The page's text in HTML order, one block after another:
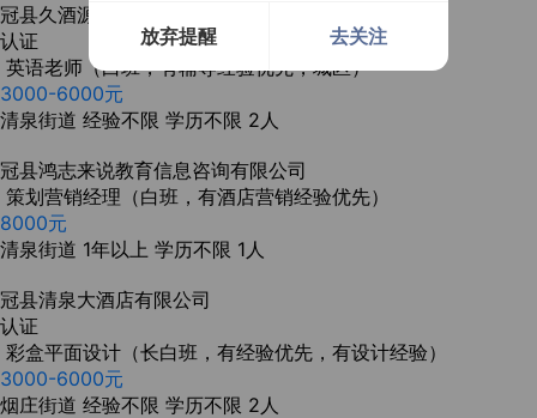
冠县久酒源商行
认证
英语老师（白班，有辅导经验优先，城区）
3000-6000元
清泉街道 经验不限 学历不限 2人
冠县鸿志来说教育信息咨询有限公司
策划营销经理（白班，有酒店营销经验优先）
8000元
清泉街道 1年以上 学历不限 1人
冠县清泉大酒店有限公司
认证
彩盒平面设计（长白班，有经验优先，有设计经验）
3000-6000元
烟庄街道 经验不限 学历不限 2人
放弃提醒 去关注